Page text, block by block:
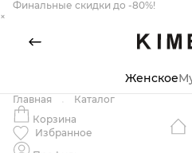
Финальные скидки до -80%!
×
Женское
Главная
Каталог
Корзина
Избранное